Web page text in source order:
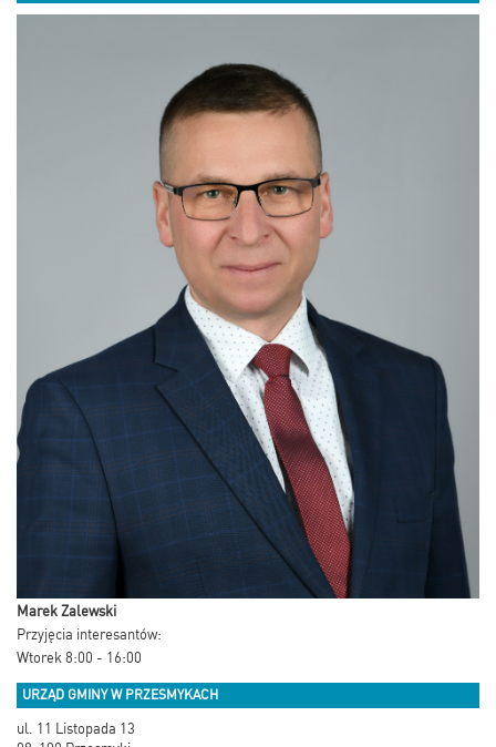
Marek Zalewski
Przyjęcia interesantów:
Wtorek 8:00 - 16:00
URZĄD GMINY W PRZESMYKACH
ul. 11 Listopada 13